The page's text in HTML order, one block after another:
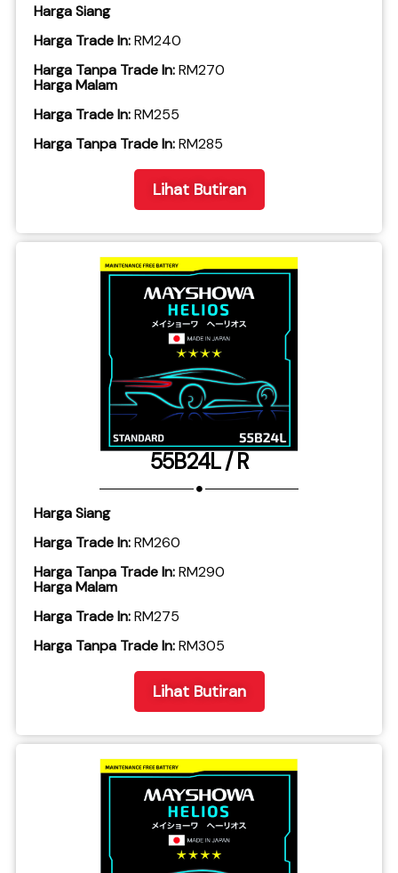
Harga Siang
Harga Trade In:RM240
Harga Tanpa Trade In:RM270
Harga Malam
Harga Trade In:RM255
​Harga Tanpa Trade In:RM285
Lihat Butiran
55B24L / R
Harga Siang
Harga Trade In:RM260
Harga Tanpa Trade In:RM290
Harga Malam
Harga Trade In:RM275
​Harga Tanpa Trade In:RM305
Lihat Butiran